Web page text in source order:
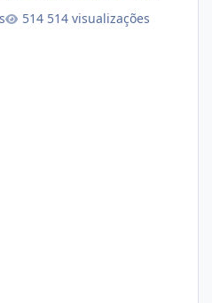
514 visualizações